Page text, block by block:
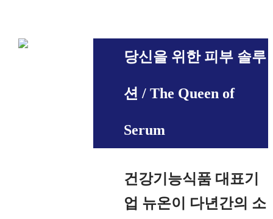
당신을 위한 피부 솔루
션 / The Queen of
Serum
건강기능식품 대표기
업 뉴온이 다년간의 소